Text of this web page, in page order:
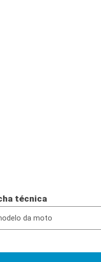
técnica